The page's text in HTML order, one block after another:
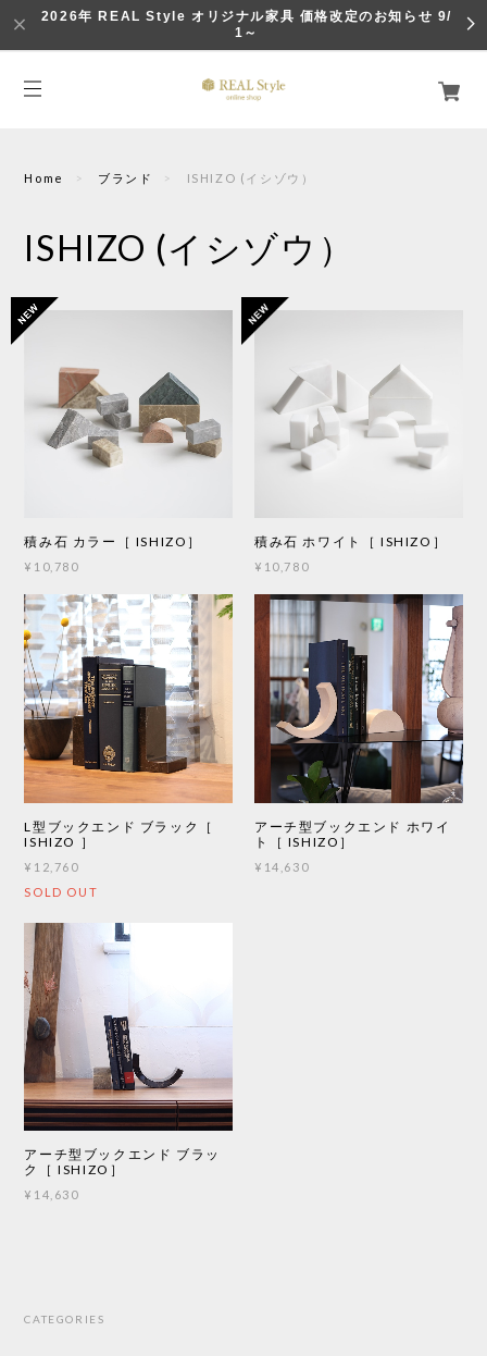
2026年 REAL Style オリジナル家具 価格改定のお知らせ 9/
1～
Home ブランド ISHIZO (イシゾウ）
ISHIZO (イシゾウ）
積み石 カラー［ ISHIZO］
¥10,780
積み石 ホワイト［ ISHIZO］
¥10,780
L型ブックエンド ブラック［
ISHIZO ］
¥12,760
SOLD OUT
アーチ型ブックエンド ホワイ
ト［ ISHIZO］
¥14,630
アーチ型ブックエンド ブラッ
ク［ ISHIZO］
¥14,630
CATEGORIES